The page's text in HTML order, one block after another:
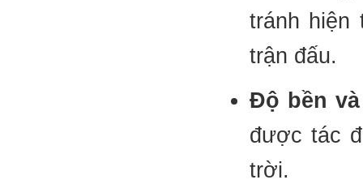
tránh
trận đấu.
Độ bền
được tác
trời.